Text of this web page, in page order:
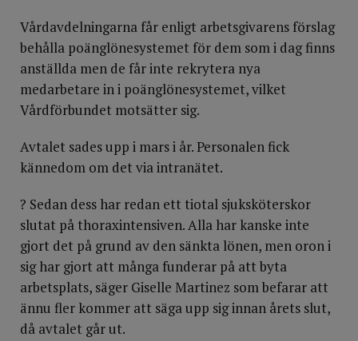
Vårdavdelningarna får enligt arbetsgivarens förslag
behålla poänglönesystemet för dem som i dag finns
anställda men de får inte rekrytera nya
medarbetare in i poänglönesystemet, vilket
Vårdförbundet motsätter sig.
Avtalet sades upp i mars i år. Personalen fick
kännedom om det via intranätet.
? Sedan dess har redan ett tiotal sjuksköterskor
slutat på thoraxintensiven. Alla har kanske inte
gjort det på grund av den sänkta lönen, men oron i
sig har gjort att många funderar på att byta
arbetsplats, säger Giselle Martinez som befarar att
ännu fler kommer att säga upp sig innan årets slut,
då avtalet går ut.